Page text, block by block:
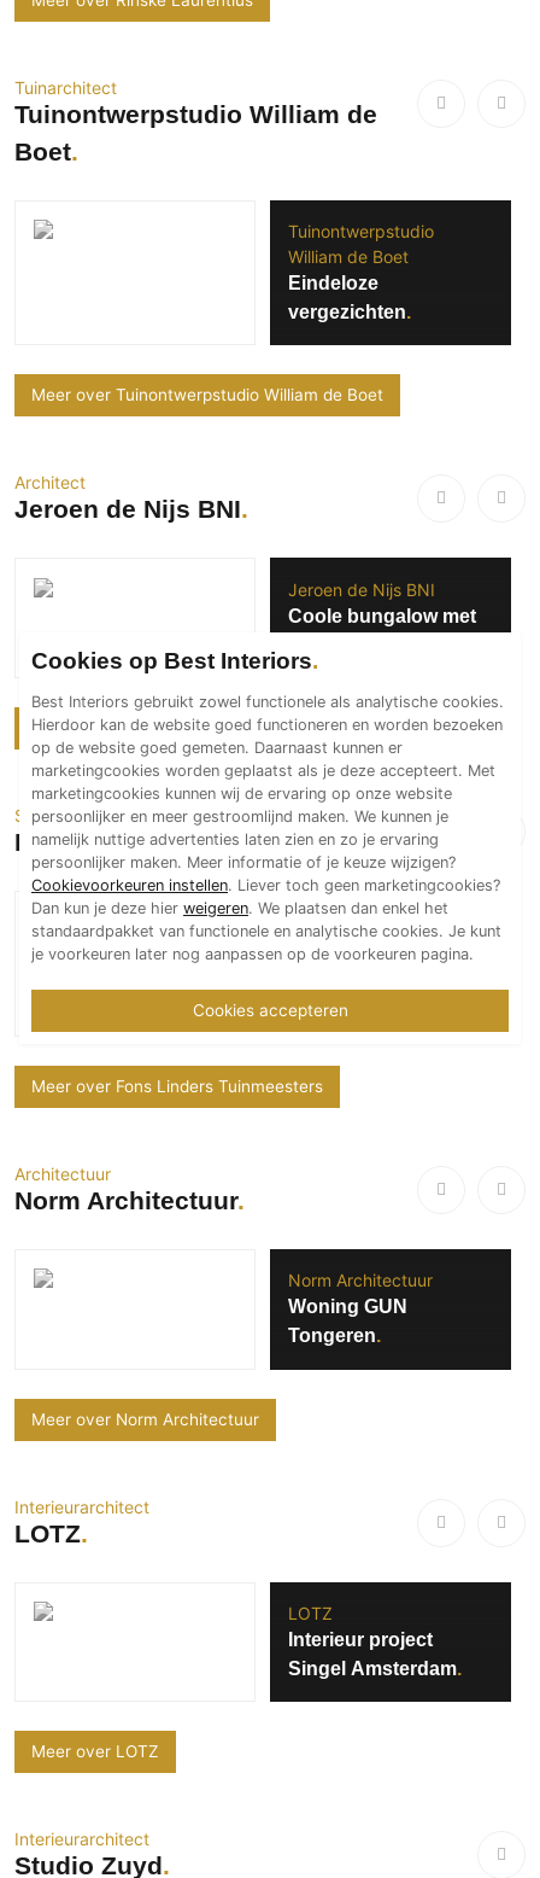
Tuinarchitect
Tuinontwerpstudio William de
Boet
Tuinontwerpstudio
William de Boet
Eindeloze
vergezichten
Meer over Tuinontwerpstudio William de Boet
Architect
Jeroen de Nijs BNI
Jeroen de Nijs BNI
Coole bungalow met
Meer over Jeroen de Nijs BNI
Specialist in exclusieve tuinen
Fons Linders Tuinmeesters
Fons Linders
Tuinmeesters
Spa One
Meer over Fons Linders Tuinmeesters
Architectuur
Norm Architectuur
Norm Architectuur
Woning GUN
Tongeren
Meer over Norm Architectuur
Interieurarchitect
LOTZ
LOTZ
Interieur project
Singel Amsterdam
Meer over LOTZ
Interieurarchitect
Studio Zuyd
Cookies op Best Interiors
Best Interiors gebruikt zowel functionele als analytische cookies.
Hierdoor kan de website goed functioneren en worden bezoeken
op de website goed gemeten. Daarnaast kunnen er
marketingcookies worden geplaatst als je deze accepteert. Met
marketingcookies kunnen wij de ervaring op onze website
persoonlijker en meer gestroomlijnd maken. We kunnen je
namelijk nuttige advertenties laten zien en zo je ervaring
persoonlijker maken. Meer informatie of je keuze wijzigen?
Cookievoorkeuren instellen. Liever toch geen marketingcookies?
Dan kun je deze hier weigeren. We plaatsen dan enkel het
standaardpakket van functionele en analytische cookies. Je kunt
je voorkeuren later nog aanpassen op de voorkeuren pagina.
Cookies accepteren